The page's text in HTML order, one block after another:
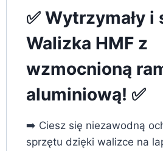
✅ Wytrzymały i
Walizka HMF z
wzmocnioną
aluminiową! ✅
➡️ Ciesz się niezawodną
sprzętu dzięki walizce na